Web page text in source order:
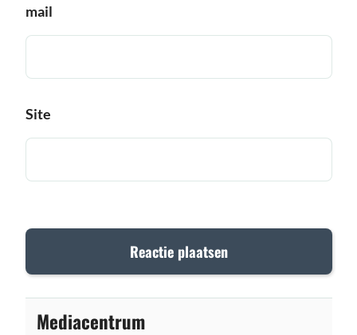
mail
Site
Mediacentrum